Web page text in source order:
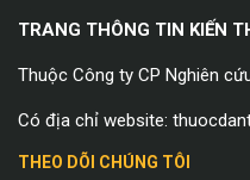
TRANG THÔNG TIN KIẾN
Thuộc Công ty CP Nghiên
Có địa chỉ website:
THEO DÕI CHÚNG TÔI